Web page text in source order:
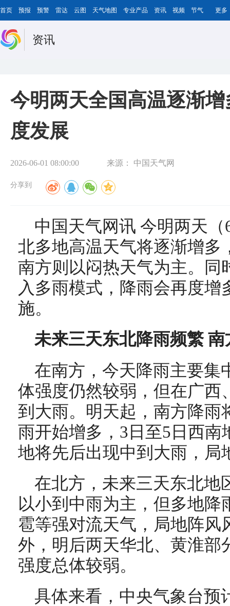
首页 预报 预警 雷达 云图 天气地图 专业产品 资讯 视频 节气 更多
资讯
今明两天全国高温逐渐
度发展
2026-06-01 08:00:00 来源： 中国天气网
分享到
中国天气网讯 今明两天
北多地高温天气将逐渐增多
南方则以闷热天气为主。同
入多雨模式，降雨会再度
施。
未来三天东北降雨频繁
在南方，今天降雨主要集
体强度仍然较弱，但在广西
到大雨。明天起，南方降雨
雨开始增多，3日至5日西
地将先后出现中到大雨，局
在北方，未来三天东北地
以小到中雨为主，但多地
雹等强对流天气，局地阵风
外，明后两天华北、黄淮部
强度总体较弱。
具体来看，中央气象台预